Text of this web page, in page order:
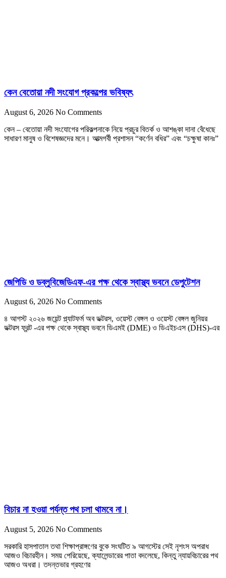
কেন বেতোয়া নদী সংযোগ প্রকল্পের ভবিষ্যৎ
August 6, 2026 No Comments
কেন – বেতোয়া নদী সংযোগের পরিকল্পনাকে নিয়ে প্রচুর বিতর্ক ও আশঙ্কা দানা বেঁধেছে
সাধারণ মানুষ ও বিশেষজ্ঞদের মনে। আত্মগর্বী প্রশাসন “কর্ণেন বধির” এবং “চক্ষুষা কানঃ”
জেপিডি ও ডব্লুবিজেডিএফ-এর পক্ষ থেকে স্বাস্থ্য ভবনে ডেপুটেশন
August 6, 2026 No Comments
৪ আগস্ট ২০২৬ জয়েন্ট প্ল্যাটফর্ম অব ডক্টরস, ওয়েস্ট বেঙ্গল ও ওয়েস্ট বেঙ্গল জুনিয়র
ডক্টরস ফ্রন্ট -এর পক্ষ থেকে স্বাস্থ্য ভবনে ডিএমই (DME) ও ডিএইচএস (DHS)-এর
বিচার না হওয়া পর্যন্ত পথ চলা থামবে না।
August 5, 2026 No Comments
সরকারি হাসপাতাল তথা শিক্ষাপ্রাঙ্গণের বুকে সংঘটিত ৯ আগস্টের সেই নৃশংস অপরাধ
আজও বিচারহীন। সময় পেরিয়েছে, ক্যালেন্ডারের পাতা বদলেছে, কিন্তু ন্যায়বিচারের পথ
আজও অধরা। তদন্তভার গ্রহণের